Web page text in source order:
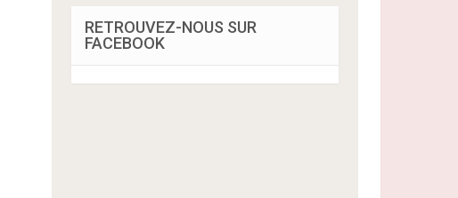
RETROUVEZ-NOUS SUR
FACEBOOK